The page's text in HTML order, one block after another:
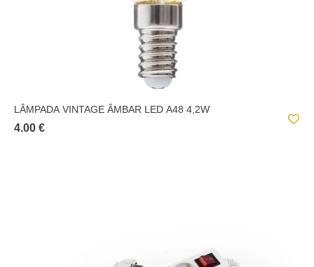
LÂMPADA VINTAGE ÂMBAR LED A48 4,2W
4.00 €